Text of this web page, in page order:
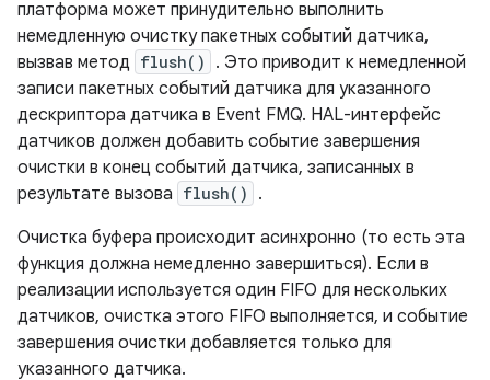
платформа может принудительно выполнить
немедленную очистку пакетных событий датчика,
вызвав метод flush()
. Это приводит к немедленной
записи пакетных событий датчика для указанного
дескриптора датчика в Event FMQ. HAL-интерфейс
датчиков должен добавить событие завершения
очистки в конец событий датчика, записанных в
результате вызова flush()
.
Очистка буфера происходит асинхронно (то есть эта
функция должна немедленно завершиться). Если в
реализации используется один FIFO для нескольких
датчиков, очистка этого FIFO выполняется, и событие
завершения очистки добавляется только для
указанного датчика.